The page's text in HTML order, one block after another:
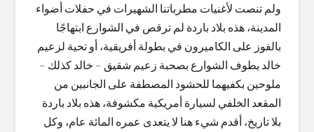
ولم تنصت لأغنيات مطرباتنا الشهيرات في حفلات أضواء
المدينة، هذه بلاد باردة لم ترقص في الشوارع ابتهاجًا
بالفوز على الكاميرون في بطولة أفريقية، أو تحية لزعيم
خالد يطوف الشوارع بصحبة زعيم شقيق – خالد كذلك –
ملوحين بكفيهما للحشود المصطفة على الجانبين من
المقعد الخلفي لسيارة أمريكية مكشوفة، هذه بلاد باردة
بلا تاريخ، أقدم شيء هنا لا يتعدى عمره المائة عام، وكل